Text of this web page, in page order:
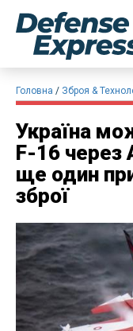
Головна Зброя &
Україна
F-16 через
ще один
зброї